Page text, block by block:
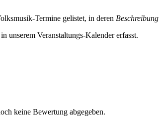
Termine gelistet, in deren Beschreibung
unserem Veranstaltungs-Kalender erfasst.
keine Bewertung abgegeben.